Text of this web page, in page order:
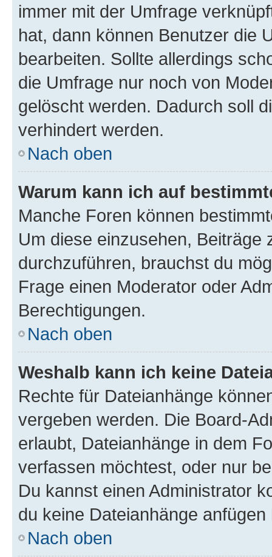
immer mit der Umfrage
hat, dann können Benutzer die
bearbeiten. Sollte allerdings
die Umfrage nur noch von
gelöscht werden. Dadurch soll
verhindert werden.
Nach oben
Warum kann ich auf
Manche Foren können
Um diese einzusehen, Beiträge
durchzuführen, brauchst du
Frage einen Moderator oder
Berechtigungen.
Nach oben
Weshalb kann ich keine
Rechte für Dateianhänge
vergeben werden. Die Board-
erlaubt, Dateianhänge in dem
verfassen möchtest, oder nur
Du kannst einen Administrator
du keine Dateianhänge anfügen
Nach oben